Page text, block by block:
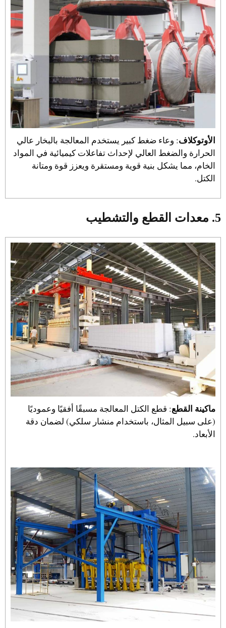
الأوتوكلاف: وعاء ضغط كبير يستخدم المعالجة بالبخار عالي
الحرارة والضغط العالي لإحداث تفاعلات كيميائية في المواد
الخام، مما يشكل بنية قوية ومستقرة ويعزز قوة ومتانة
الكتل.
5. معدات القطع والتشطيب
ماكينة القطع: قطع الكتل المعالجة مسبقًا أفقيًا وعموديًا
(على سبيل المثال، باستخدام منشار سلكي) لضمان دقة
الأبعاد.